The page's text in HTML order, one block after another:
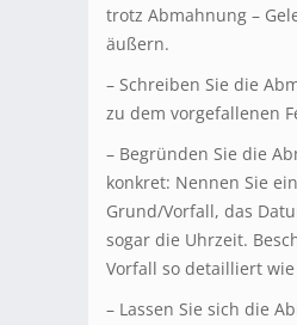
trotz Abmahnung –
äußern.
– Schreiben Sie die
zu dem vorgefallenen
– Begründen Sie die
konkret: Nennen Sie
Grund/Vorfall, das
sogar die Uhrzeit.
Vorfall so detailliert
– Lassen Sie sich die